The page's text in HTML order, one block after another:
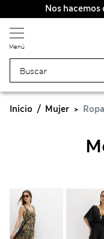
Nos
Menú
Inicio Mujer